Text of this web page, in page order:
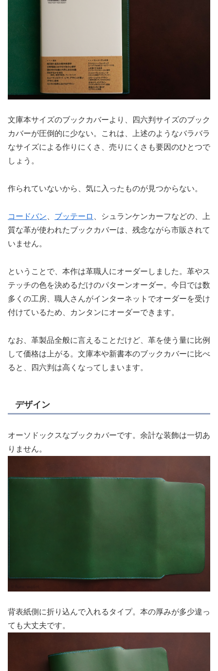
文庫本サイズのブックカバーより、四六判サイズのブック
カバーが圧倒的に少ない。これは、上述のようなバラバラ
なサイズによる作りにくさ、売りにくさも要因のひとつで
しょう。
作られていないから、気に入ったものが見つからない。
コードバン ブッテーロ
、シュランケンカーフなどの、上
質な革が使われたブックカバーは、残念ながら市販されて
いません。
ということで、本作は革職人にオーダーしました。革やス
テッチの色を決めるだけのパターンオーダー。今日では数
多くの工房、職人さんがインターネットでオーダーを受け
付けているため、カンタンにオーダーできます。
なお、革製品全般に言えることだけど、革を使う量に比例
して価格は上がる。文庫本や新書本のブックカバーに比べ
ると、四六判は高くなってしまいます。
デザイン
オーソドックスなブックカバーです。余計な装飾は一切あ
りません。
背表紙側に折り込んで入れるタイプ。本の厚みが多少違っ
ても大丈夫です。